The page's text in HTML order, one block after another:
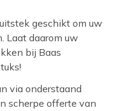
geschikt om uw
Laat daarom uw
bij Baas
via onderstaand
scherpe offerte van